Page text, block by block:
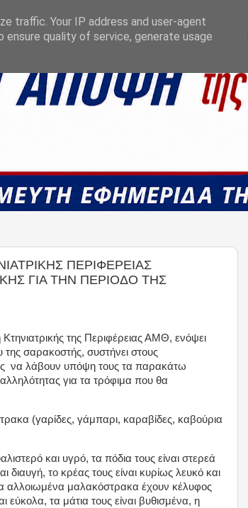
ΠΕΡΙΦΕΡΕΙΑΣ
ΓΙΑ ΤΗΝ ΠΕΡΙΟΔΟ ΤΗΣ
της Περιφέρειας ΑΜΘ, ενόψει
της σαρακοστής, συστήνει στους
να λάβουν υπόψη τους τα παρακάτω
για τα τρόφιμα που θα
(γαρίδες, γάμπαρι, καραβίδες, καβούρια
και υγρό, τα πόδια τους είναι στερεά
το κρέας τους είναι κυρίως λευκό και
αλλοιωμένα μαλακόστρακα έχουν κέλυφος
τα μάτια τους είναι βυθισμένα, η
traffic. Your IP address and user-agent
quality of service, generate usage